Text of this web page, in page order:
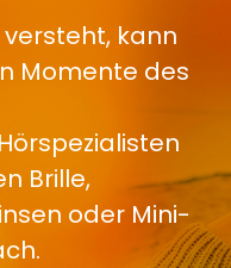
kann
Momente des
Brille,
oder Mini-